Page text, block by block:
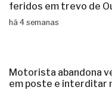
feridos em trevo de
há 4 semanas
Motorista abandona
em poste e interditar